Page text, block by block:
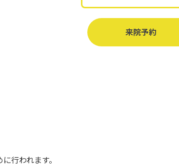
行われます。
来院予約